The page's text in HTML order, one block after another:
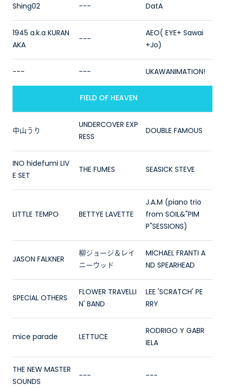
Shing02 --- DatA
1945 a.k.a KURAN
AKA
---
AEO( EYE+ Sawai
+Jo)
--- --- UKAWANIMATION!
FIELD OF HEAVEN
中山うり
UNDERCOVER EXP
RESS
DOUBLE FAMOUS
INO hidefumi LIV
E SET
THE FUMES SEASICK STEVE
LITTLE TEMPO BETTYE LAVETTE
J.A.M (piano trio
from SOIL&"PIM
P"SESSIONS)
JASON FALKNER
柳ジョージ＆レイ
ニーウッド
MICHAEL FRANTI A
ND SPEARHEAD
SPECIAL OTHERS
FLOWER TRAVELLI
N' BAND
LEE 'SCRATCH' PE
RRY
mice parade LETTUCE
RODRIGO Y GABR
IELA
THE NEW MASTER
SOUNDS
--- ---